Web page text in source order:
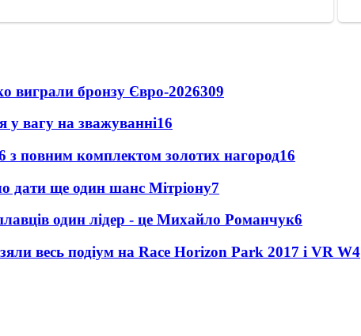
виграли бронзу Євро-2026309
у вагу на зважуванні16
з повним комплектом золотих нагород16
дати ще один шанс Мітріону7
один лідер - це Михайло Романчук6
весь подіум на Race Horizon Park 2017 і VR W4